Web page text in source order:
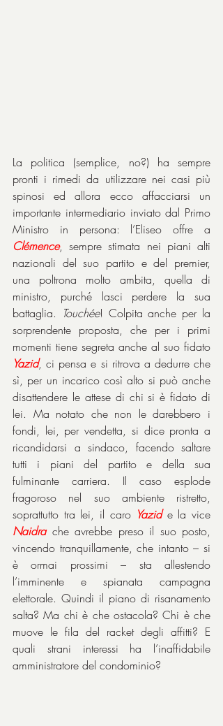
La politica (semplice, no?) ha sempre
pronti i rimedi da utilizzare nei casi più
spinosi ed allora ecco affacciarsi un
importante intermediario inviato dal Primo
Clémence, sempre stimata nei piani alti
nazionali del suo partito e del premier,
una poltrona molto ambita, quella di
ministro, purché lasci perdere la sua
battaglia. Touchée! Colpita anche per la
sorprendente proposta, che per i primi
Yazid, ci pensa e si ritrova a dedurre che
sì, per un incarico così alto si può anche
disattendere le attese di chi si è fidato di
lei. Ma notato che non le darebbero i
fondi, lei, per vendetta, si dice pronta a
ricandidarsi a sindaco, facendo saltare
tutti i piani del partito e della sua
fulminante carriera. Il caso esplode
fragoroso nel suo ambiente ristretto,
soprattutto tra lei, il caro Yazid
Naidra che avrebbe preso il suo posto,
vincendo tranquillamente, che intanto – si
è ormai prossimi – sta allestendo
l’imminente e spianata campagna
elettorale. Quindi il piano di risanamento
salta? Ma chi è che ostacola? Chi è che
muove le fila del racket degli affitti? E
quali strani interessi ha l’inaffidabile
amministratore del condominio?